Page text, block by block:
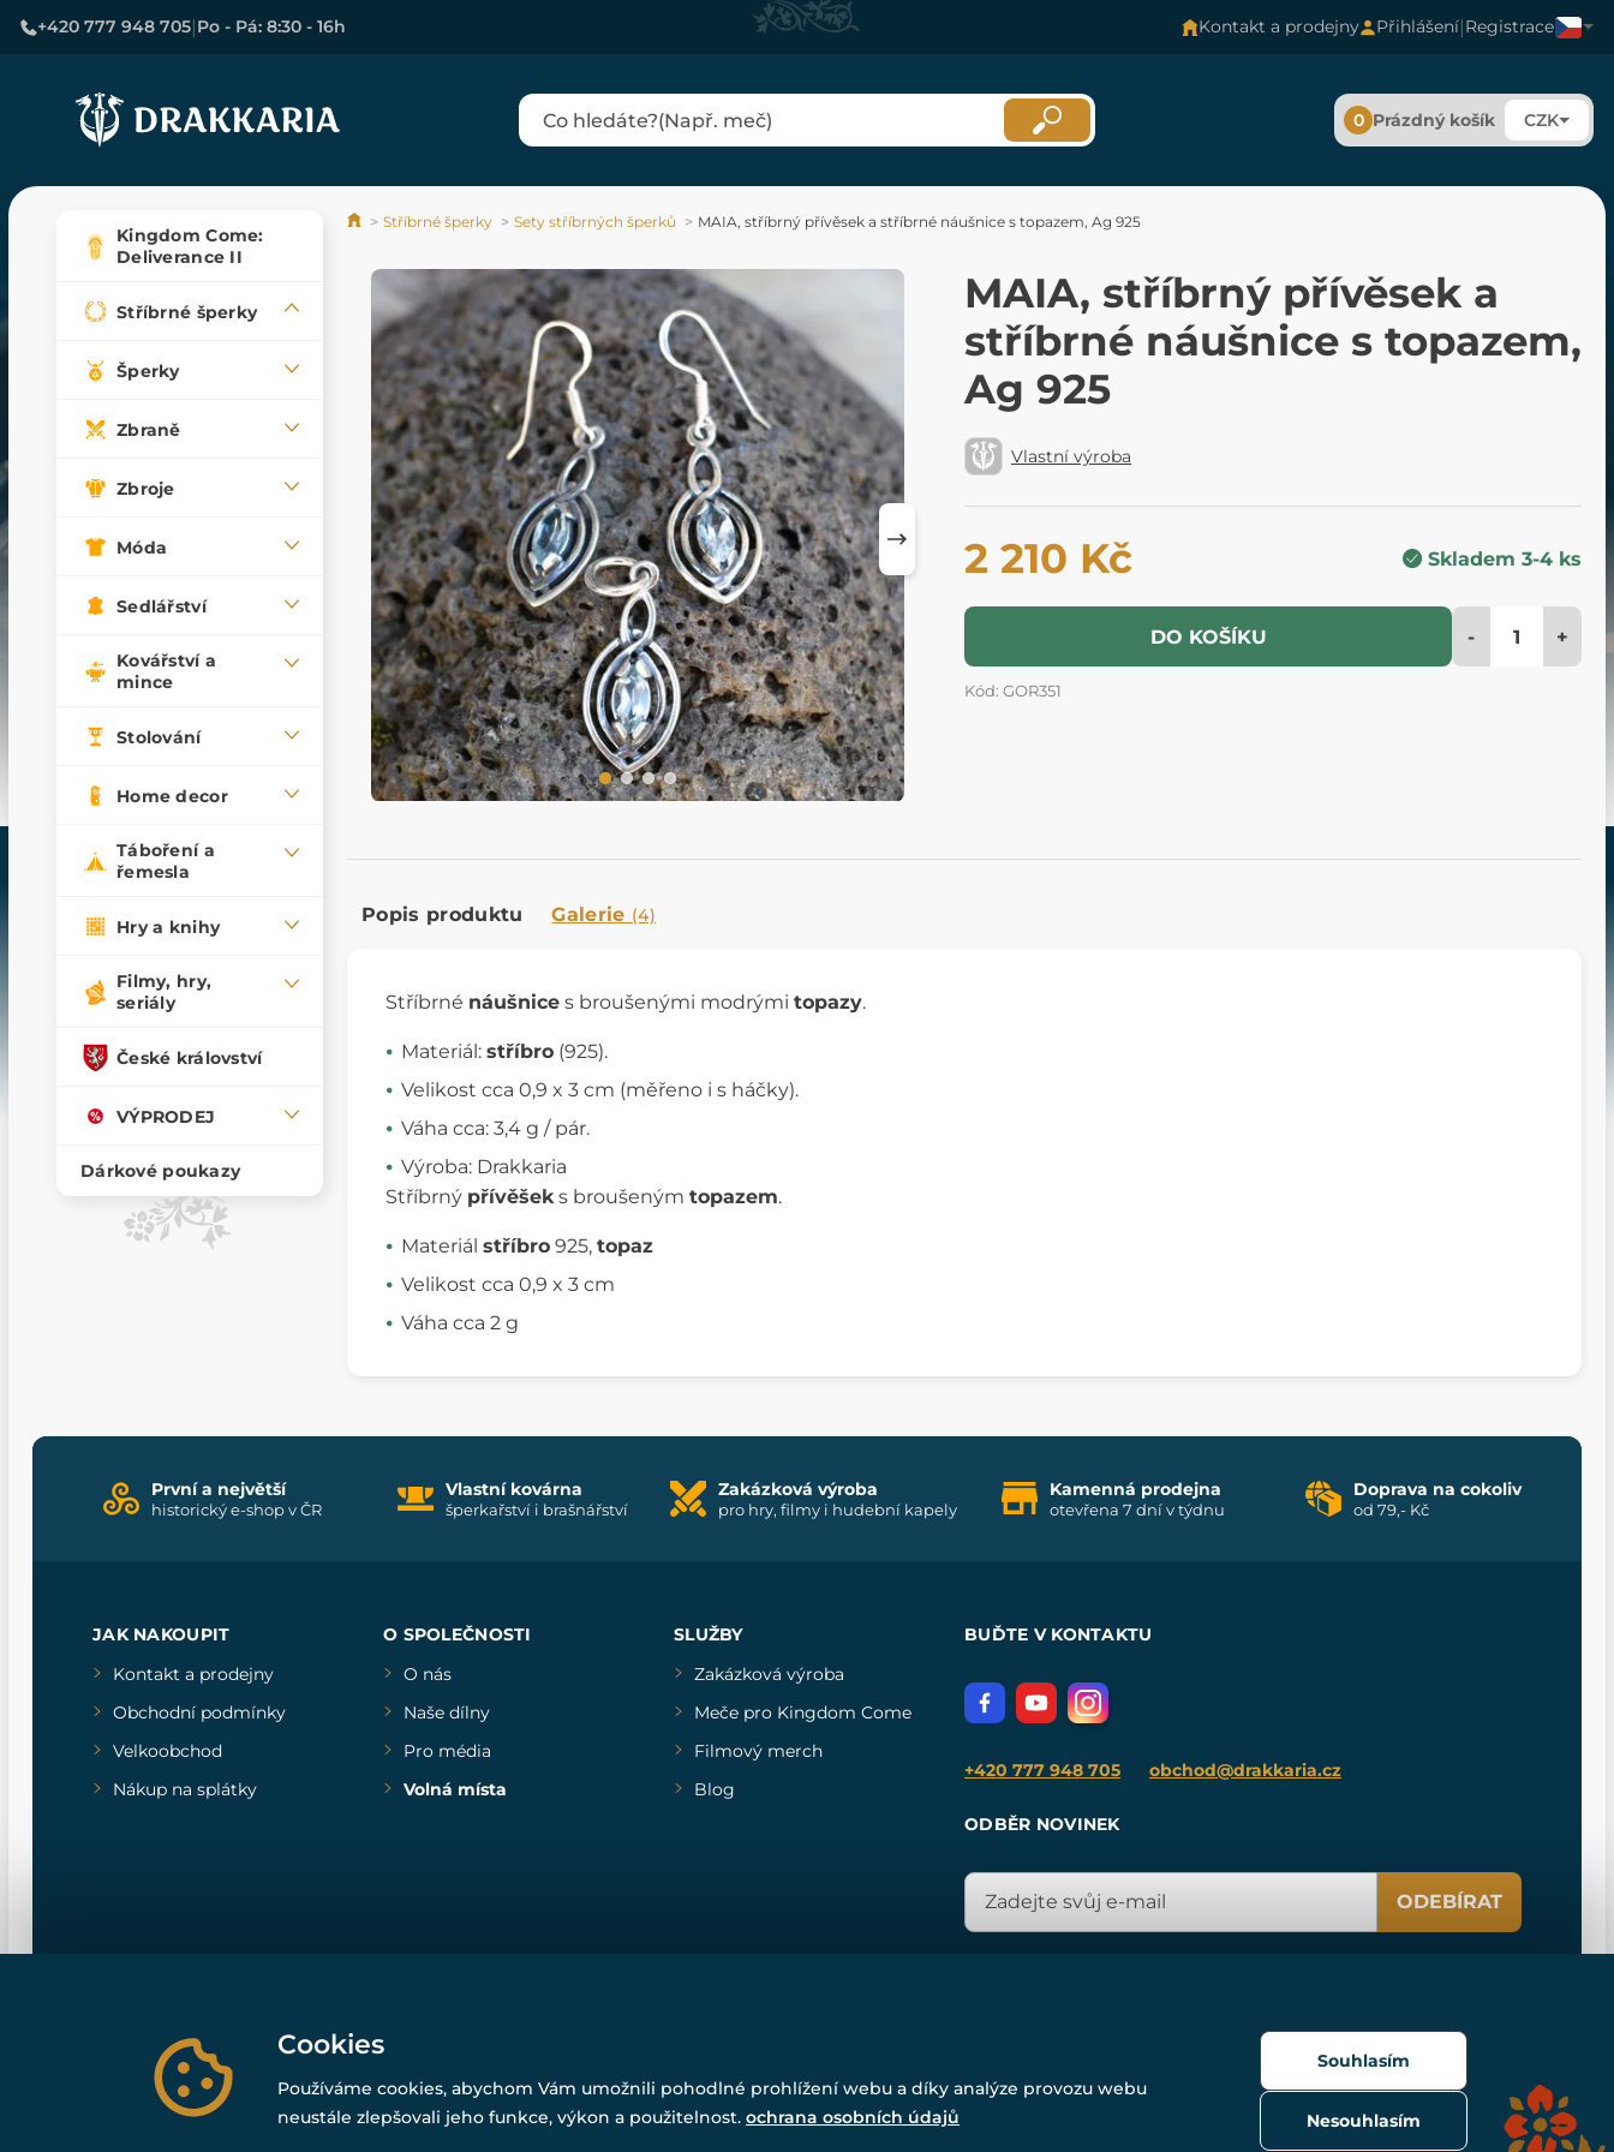
+420 777 948 705|Po - Pá: 8:30 - 16h Kontakt a prodejny Přihlášení|Registrace
0 Prázdný košík CZK
Kingdom Come:
Deliverance II
Stříbrné šperky
Šperky
Zbraně
Zbroje
Móda
Sedlářství
Kovářství a
mince
Stolování
Home decor
Táboření a
řemesla
Hry a knihy
Filmy, hry,
seriály
České království
VÝPRODEJ
Dárkové poukazy
Stříbrné šperky Sety stříbrných šperků MAIA, stříbrný přívěsek a stříbrné náušnice s topazem, Ag 925
MAIA, stříbrný přívěsek a
stříbrné náušnice s topazem,
Ag 925
Vlastní výroba
2 210 Kč Skladem 3-4 ks
DO KOŠÍKU - +
Kód: GOR351
Popis produktu Galerie (4)
Stříbrné náušnice s broušenými modrými topazy.
Materiál: stříbro (925).
Velikost cca 0,9 x 3 cm (měřeno i s háčky).
Váha cca: 3,4 g / pár.
Výroba: Drakkaria
Stříbrný přívěšek s broušeným topazem.
Materiál stříbro 925, topaz
Velikost cca 0,9 x 3 cm
Váha cca 2 g
První a největší
historický e-shop v ČR
Vlastní kovárna
šperkařství i brašnářství
Zakázková výroba
pro hry, filmy i hudební kapely
Kamenná prodejna
otevřena 7 dní v týdnu
Doprava na cokoliv
od 79,- Kč
JAK NAKOUPIT
Kontakt a prodejny
Obchodní podmínky
Velkoobchod
Nákup na splátky
O SPOLEČNOSTI
O nás
Naše dílny
Pro média
Volná místa
SLUŽBY
Zakázková výroba
Meče pro Kingdom Come
Filmový merch
Blog
BUĎTE V KONTAKTU
+420 777 948 705 obchod@drakkaria.cz
ODBĚR NOVINEK
ODEBÍRAT
Powered bySimplia.cz , protected by reCAPTCHA.
Cookies
Používáme cookies, abychom Vám umožnili pohodlné prohlížení webu a díky analýze provozu webu
neustále zlepšovali jeho funkce, výkon a použitelnost. ochrana osobních údajů Nesouhlasím
Souhlasím